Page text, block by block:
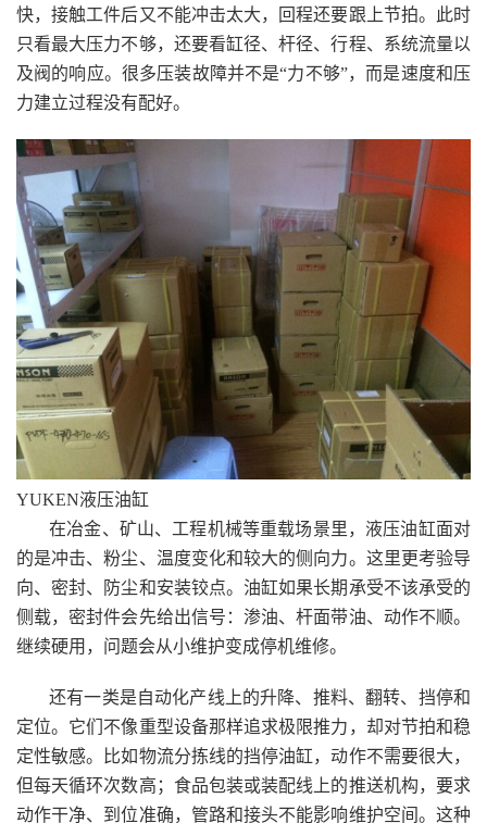
快，接触工件后又不能冲击太大，回程还要跟上节拍。此时
只看最大压力不够，还要看缸径、杆径、行程、系统流量以
及阀的响应。很多压装故障并不是“力不够”，而是速度和压
力建立过程没有配好。
YUKEN液压油缸
在冶金、矿山、工程机械等重载场景里，液压油缸面对
的是冲击、粉尘、温度变化和较大的侧向力。这里更考验导
向、密封、防尘和安装铰点。油缸如果长期承受不该承受的
侧载，密封件会先给出信号：渗油、杆面带油、动作不顺。
继续硬用，问题会从小维护变成停机维修。
还有一类是自动化产线上的升降、推料、翻转、挡停和
定位。它们不像重型设备那样追求极限推力，却对节拍和稳
定性敏感。比如物流分拣线的挡停油缸，动作不需要很大，
但每天循环次数高；食品包装或装配线上的推送机构，要求
动作干净、到位准确，管路和接头不能影响维护空间。这种